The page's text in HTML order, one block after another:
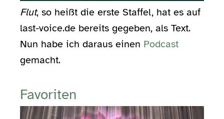
Flut, so heißt die erste Staffel, hat es auf
last-voice.de bereits gegeben, als Text.
Nun habe ich daraus einen Podcast
gemacht.
Favoriten